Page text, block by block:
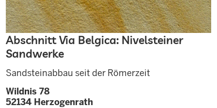
Abschnitt Via Belgica: Nivelsteiner
Sandwerke
Sandsteinabbau seit der Römerzeit
Wildnis 78
52134 Herzogenrath